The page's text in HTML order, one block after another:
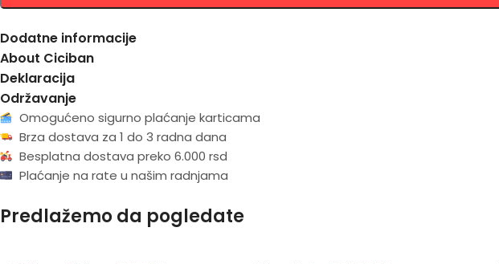
Dodatne informacije
About Ciciban
Deklaracija
Održavanje
Omogućeno sigurno plaćanje karticama
Brza dostava za 1 do 3 radna dana
Besplatna dostava preko 6.000 rsd
Plaćanje na rate u našim radnjama
Predlažemo da pogledate